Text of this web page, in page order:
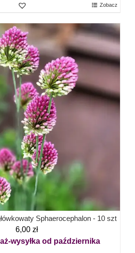
Zobacz
Sphaerocephalon - 10 szt
6,00 zł
wysyłka od października